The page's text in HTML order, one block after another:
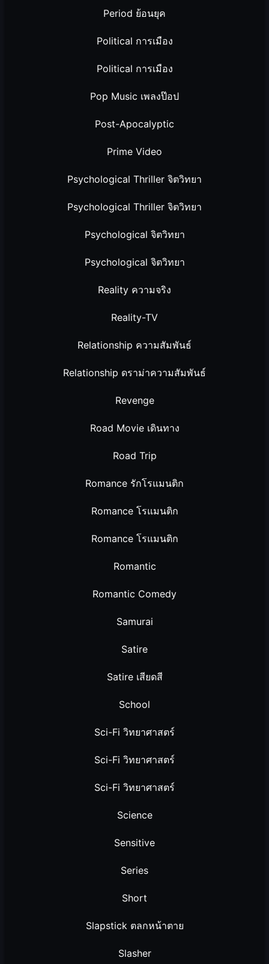
Period ย้อนยุค
Political การเมือง
Political การเมือง
Pop Music เพลงป๊อป
Post-Apocalyptic
Prime Video
Psychological Thriller จิตวิทยา
Psychological Thriller จิตวิทยา
Psychological จิตวิทยา
Psychological จิตวิทยา
Reality ความจริง
Reality-TV
Relationship ความสัมพันธ์
Relationship ดราม่าความสัมพันธ์
Revenge
Road Movie เดินทาง
Road Trip
Romance รักโรแมนติก
Romance โรแมนติก
Romance โรแมนติก
Romantic
Romantic Comedy
Samurai
Satire
Satire เสียดสี
School
Sci-Fi วิทยาศาสตร์
Sci-Fi วิทยาศาสตร์
Sci-Fi วิทยาศาสตร์
Science
Sensitive
Series
Short
Slapstick ตลกหน้าตาย
Slasher